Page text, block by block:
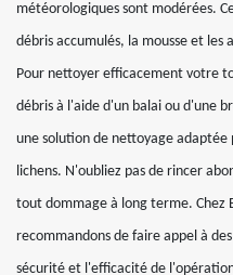
météorologiques sont modérées.
débris accumulés, la mousse et
Pour nettoyer efficacement votre
débris à l'aide d'un balai ou d'une
une solution de nettoyage adaptée
lichens. N'oubliez pas de rincer
tout dommage à long terme. Chez
recommandons de faire appel à
sécurité et l'efficacité de